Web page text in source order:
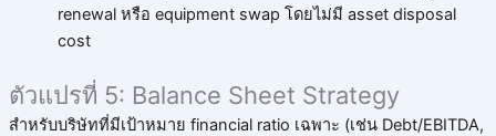
renewal หรือ equipment swap โดยไม่มี asset disposal
cost
ตัวแปรที่ 5: Balance Sheet Strategy
สำหรับบริษัทที่มีเป้าหมาย financial ratio เฉพาะ (เช่น Debt/EBITDA,